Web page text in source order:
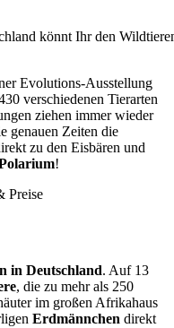
könnt Ihr den
Evolutions-Ausstellung
verschiedenen Tierarten
ziehen immer wieder
genauen Zeiten die
zu den Eisbären und
!
Preise
in Deutschland. Auf 13
, die zu mehr als 250
im großen Afrikahaus
Erdmännchen direkt